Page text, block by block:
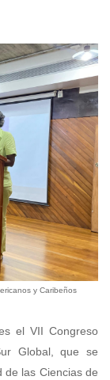
y Caribeños
el VII Congreso
Global, que se
de las Ciencias de